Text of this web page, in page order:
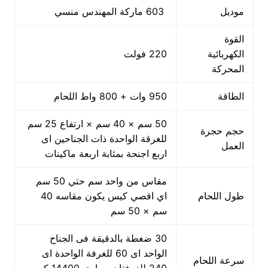
موديل
القوة
الكهربائية
المحركة
220 فولت
الطاقة 950 وات + 800 واط اللحام
حجم حجرة
العمل
50 سم × 40 سم × ارتفاع 25 سم
للغرقة الواحدة ذات الجناحين اى
اربع اجنحة بمثابة اربعة ماكينات
طول اللحام
مقاس من واحد سم حتي 50 سم
اي اقصي كيس يكون مقاسه 40
سم × 50 سم
سرعة اللحام
30 ضغطة بالدقيقة فى الجناح
الواحد اى 60 للغرفة الواحدة اى